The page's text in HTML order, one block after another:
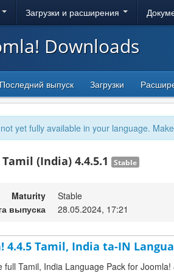
Загрузки и расширения
Downloads
Последний выпуск Загрузки
yet fully available in your language.
(India) 4.4.5.1 Stable
Maturity
Stable
выпуска
28.05.2024, 17:21
4.4.5 Tamil, India ta-IN
full Tamil, India Language Pack for Joomla!